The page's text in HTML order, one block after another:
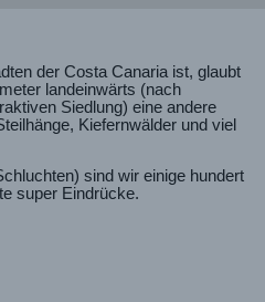
der Costa Canaria ist, glaubt
landeinwärts (nach
Siedlung) eine andere
Kiefernwälder und viel
sind wir einige hundert
super Eindrücke.